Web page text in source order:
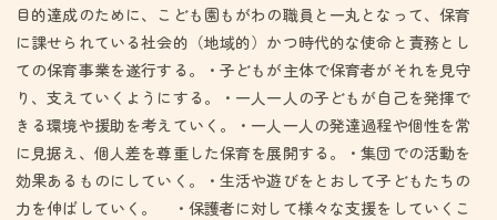
目的達成のために、こども園もがわの職員と一丸となって、保育
に課せられている社会的（地域的）かつ時代的な使命と責務とし
ての保育事業を遂行する。・子どもが主体で保育者がそれを見守
り、支えていくようにする。・一人一人の子どもが自己を発揮で
きる環境や援助を考えていく。・一人一人の発達過程や個性を常
に見据え、個人差を尊重した保育を展開する。・集団での活動を
効果あるものにしていく。・生活や遊びをとおして子どもたちの
力を伸ばしていく。 ・保護者に対して様々な支援をしていくこ